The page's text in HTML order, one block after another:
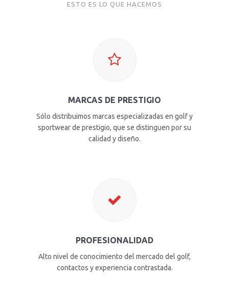
ESTO ES LO QUE HACEMOS
MARCAS DE PRESTIGIO
Sólo distribuimos marcas especializadas en golf y
sportwear de prestigio, que se distinguen por su
calidad y diseño.
PROFESIONALIDAD
Alto nivel de conocimiento del mercado del golf,
contactos y experiencia contrastada.